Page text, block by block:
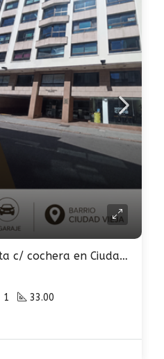
Apartamento en venta c/ cochera en Ciudad Vieja
1 33.00